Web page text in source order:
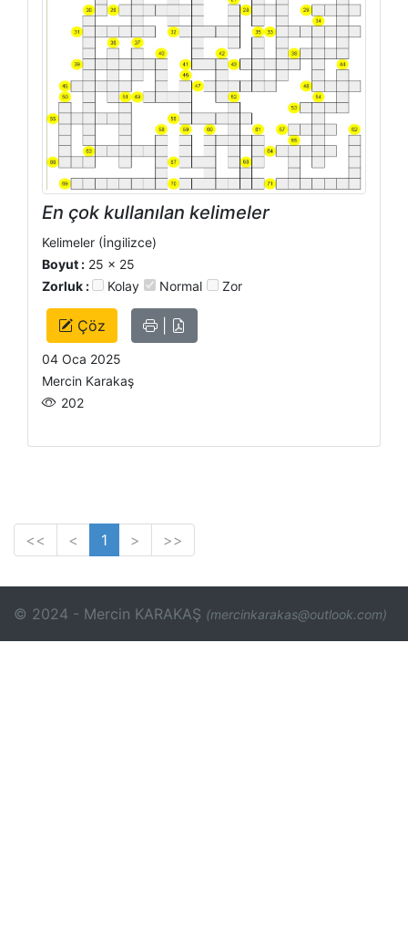
En çok kullanılan kelimeler
Kelimeler (İngilizce)
Boyut : 25 x 25
Zorluk :
Kolay Normal Zor
Çöz
04 Oca 2025
Mercin Karakaş
202
<< < 1 > >>
© 2024 - Mercin KARAKAŞ (mercinkarakas@outlook.com)